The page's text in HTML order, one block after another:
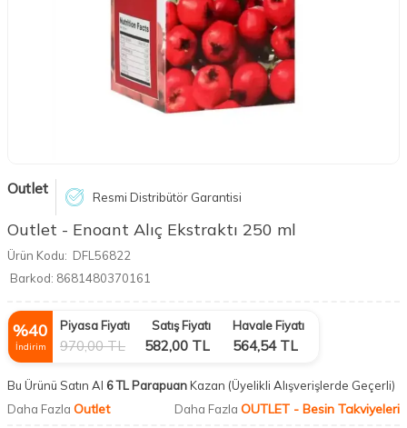
Outlet Resmi Distribütör Garantisi
Outlet - Enoant Alıç Ekstraktı 250 ml
Ürün Kodu: DFL56822
Barkod: 8681480370161
%40
İndirim
Piyasa Fiyatı
970,00TL
Satış Fiyatı
582,00 TL
Havale Fiyatı
564,54TL
Bu Ürünü Satın Al 6 TL ParapuanKazan (Üyelikli Alışverişlerde Geçerli)
Daha Fazla Outlet Daha Fazla OUTLET - Besin Takviyeleri